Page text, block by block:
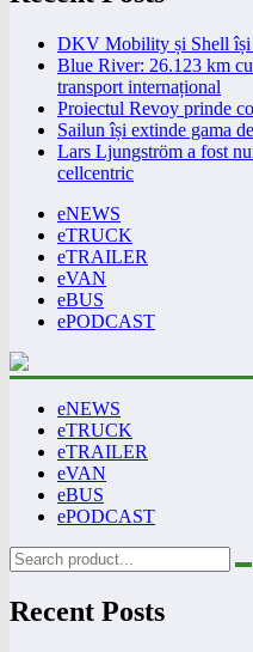
DKV Mobility și Shell își
Blue River: 26.123 km
transport internațional
Proiectul Revoy prinde
Sailun își extinde gama
Lars Ljungström a fost
cellcentric
eNEWS
eTRUCK
eTRAILER
eVAN
eBUS
ePODCAST
eNEWS
eTRUCK
eTRAILER
eVAN
eBUS
ePODCAST
Recent Posts